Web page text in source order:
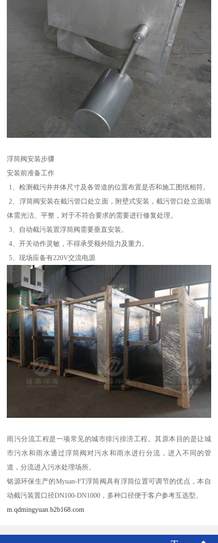
浮筒阀安装步骤
安装前准备工作
1、检测截污井井体尺寸及各管道的位置布置是否和施工图纸相符。
2、浮筒阀安装在截污管口处立面，附壁式安装，截污管口处立面墙
体需光洁、平整，对于不符合要求的需要进行修复处理。
3、自动截污装置浮筒阀需要垂直安装。
4、开关动作灵敏，不得承受额外阻力及重力。
5、现场应备有220V交流电源
雨污分流工程是一项常见的城市排污排涝工程。其原本目的是让城
市污水和雨水通过浮筒阀对污水和雨水进行分流，进入不同的管
道，分流进入污水处理场所。
铭源环保生产的Myuan-FT浮筒阀具有浮筒位置可调节的优点，本自
动截污装置口径DN100-DN1000，多种口径便于客户参考互选型。
m.qdmingyuan.b2b168.com